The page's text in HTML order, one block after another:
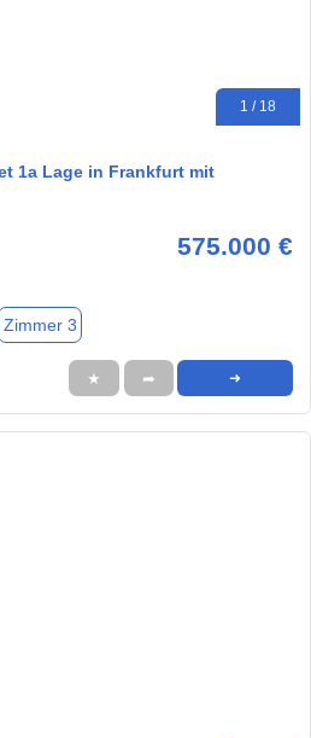
1 / 18
1a Lage in Frankfurt mit
575.000 €
Zimmer 3
★ ➦ ➜